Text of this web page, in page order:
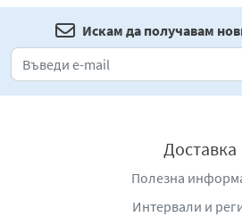
Искам да получавам
Доставка
Полезна
Интервали и